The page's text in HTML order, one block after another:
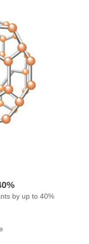
by up to 40%